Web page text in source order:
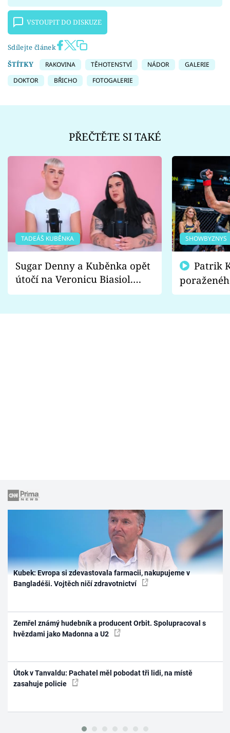
VSTOUPIT DO DISKUZE
Sdílejte článek
ŠTÍTKY
RAKOVINA TĚHOTENSTVÍ NÁDOR
GALERIE
DOKTOR
BŘICHO FOTOGALERIE
PŘEČTĚTE SI TAKÉ
TADEÁŠ KUBĚNKA
Sugar Denny a Kuběnka opět
útočí na Veronicu Biasiol.
Proč je podle nich falešná a
SHOWBYZNYS
fanoušci
Kubek: Evropa si zdevastovala farmacii, nakupujeme v
Bangladéši. Vojtěch ničí zdravotnictví
Zemřel známý hudebník a producent Orbit. Spolupracoval s
hvězdami jako Madonna a U2
Útok v Tanvaldu: Pachatel měl pobodat tři lidi, na místě
zasahuje policie